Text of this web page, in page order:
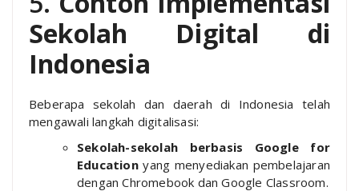
Sekolah Digital di
Indonesia
Beberapa sekolah dan daerah di Indonesia telah
mengawali langkah digitalisasi:
Sekolah-sekolah berbasis Google for
Educationyang menyediakan pembelajaran
dengan Chromebook dan Google Classroom.